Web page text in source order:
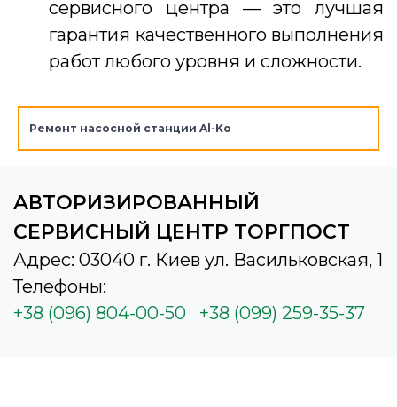
сервисного центра — это лучшая
гарантия качественного выполнения
работ любого уровня и сложности.
Ремонт насосной станции Al-Ko
АВТОРИЗИРОВАННЫЙ
СЕРВИСНЫЙ ЦЕНТР ТОРГПОСТ
Адрес: 03040 г. Киев ул. Васильковская, 1
Телефоны:
+38 (096) 804-00-50
+38 (099) 259-35-37